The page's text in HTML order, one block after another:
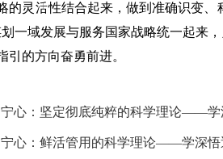
的灵活性结合起来，做到准确识变
一域发展与服务国家战略统一起来
引的方向奋勇前进。
宁心：鲜活管用的科学理论——学深悟